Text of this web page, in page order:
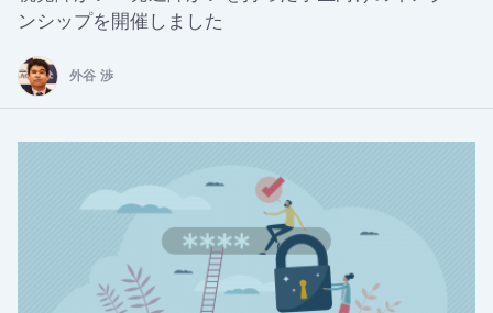
ンシップを開催しました
外谷 渉